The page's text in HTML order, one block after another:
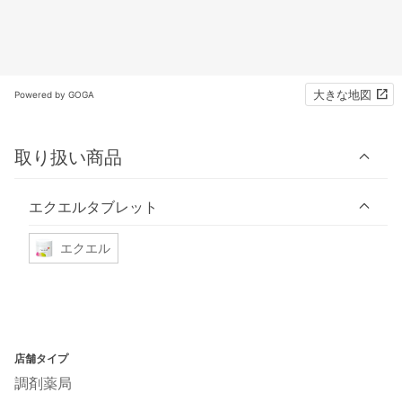
Powered by GOGA 大きな地図
取り扱い商品
エクエルタブレット
エクエル
店舗タイプ
調剤薬局